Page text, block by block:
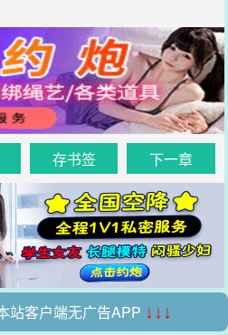
存书签 下一章
站客户端无广告APP ↓↓↓